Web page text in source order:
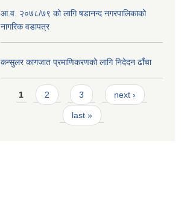
आ.व. २०७८/७९ को लागि षडानन्द नगरपालिकाको
नागरिक वडापत्र
कन्सुलर कागजात प्रमाणिकरणको लागि निदेदन ढाँचा
Pages
1 2 3 next ›
last »